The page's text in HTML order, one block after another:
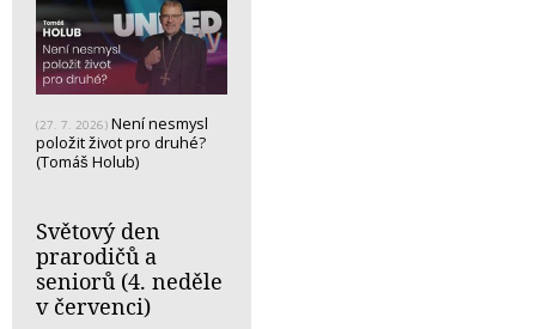
(27. 7. 2026) Není nesmysl
položit život pro druhé?
(Tomáš Holub)
Světový den
prarodičů a
seniorů (4. neděle
v červenci)